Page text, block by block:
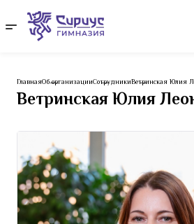
Ветринская Юлия
ГлавнаяОб организацииСотрудникиВетринская Юлия